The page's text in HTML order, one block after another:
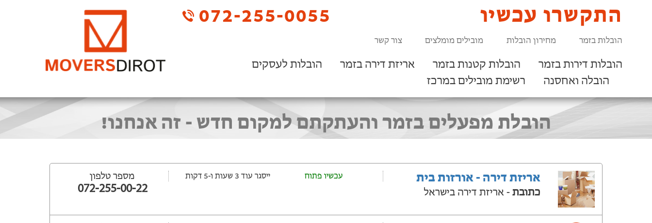
072-255-0055 התקשרו עכשיו
הובלות בזמר מחירון הובלות מובילים מומלצים צור קשר
הובלות דירות בזמר הובלות קטנות בזמר אריזת דירה בזמר
הובלות לעסקים
הובלה ואחסנה
רשימת מובילים במרכז
הובלת מפעלים בזמר והעתקתם למקום חדש - זה אנחנו!
אריזת דירה - אורזות בית
כתובת - אריזת דירה בישראל
עכשיו פתוח ייסגר עוד 3 שעות ‫ו-5 דקות מספר טלפון
072-255-00-22